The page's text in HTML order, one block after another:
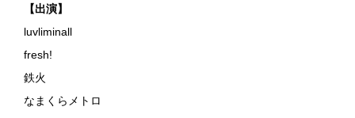
【出演】
luvliminall
fresh!
鉄火
なまくらメトロ